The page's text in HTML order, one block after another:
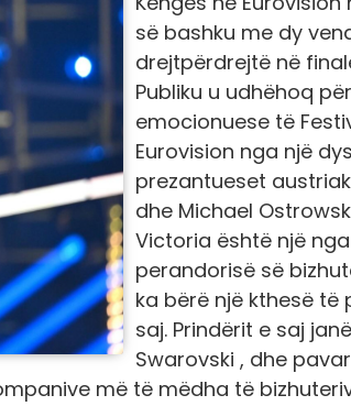
së bashku me dy
drejtpërdrejtë në
Publiku u udhëhoq
emocionuese të
Eurovision nga një
prezantueset
dhe Michael
Victoria është një
perandorisë së
ka bërë një kthesë të
saj. Prindërit e saj
Swarovski , dhe
më të mëdha të